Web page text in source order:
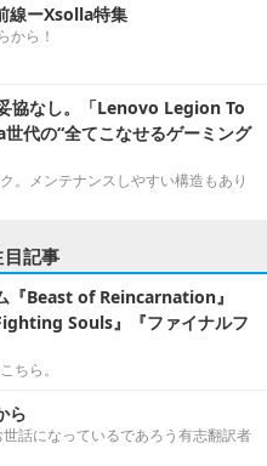
線ーXsolla特集
から！
協なし。「Lenovo Legion To
代の“全てこなせるゲーミング
。メンテナンスしやすい構造もあり
目記事
『Beast of Reincarnation』
Souls』『ファイナルフ
ちら。
ら
話になっているであろう有志翻訳者